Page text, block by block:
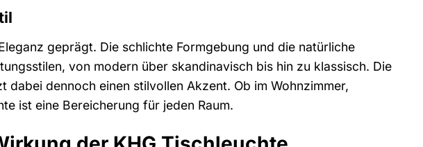
geprägt. Die schlichte Formgebung und die natürliche
von modern über skandinavisch bis hin zu klassisch. Die
dennoch einen stilvollen Akzent. Ob im Wohnzimmer,
ist eine Bereicherung für jeden Raum.